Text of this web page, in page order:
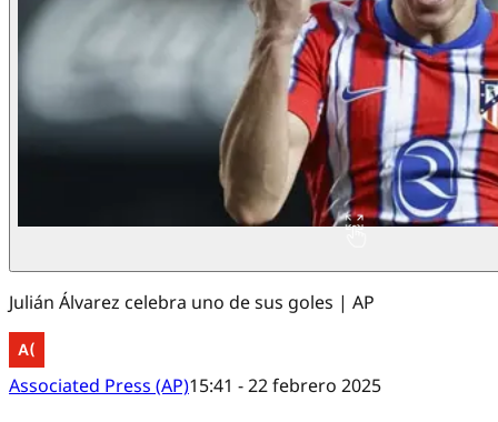
Julián Álvarez celebra uno de sus goles | AP
Associated Press (AP)15:41 - 22 febrero 2025